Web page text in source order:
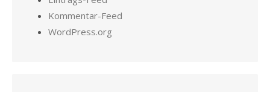
Kommentar-Feed
WordPress.org